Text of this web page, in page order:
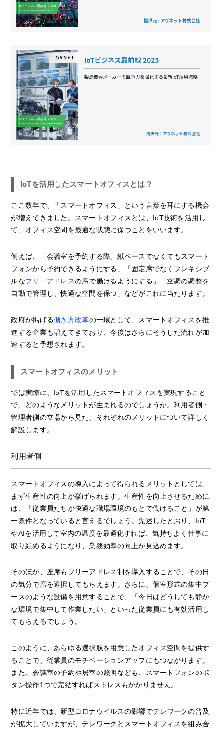
IoTを活用したスマートオフィスとは？
ここ数年で、「スマートオフィス」という言葉を耳にする機会
が増えてきました。スマートオフィスとは、IoT技術を活用し
て、オフィス空間を最適な状態に保つことをいいます。
例えば、「会議室を予約する際、紙ベースでなくてもスマート
フォンから予約できるようにする」「固定席でなくフレキシブ
ルなフリーアドレスの席で働けるようにする」「空調の調整を
自動で管理し、快適な空間を保つ」などがこれに当たります。
政府が掲げる働き方改革の一環として、スマートオフィスを推
進する企業も増えてきており、今後はさらにそうした流れが加
速すると予想されます。
スマートオフィスのメリット
では実際に、IoTを活用したスマートオフィスを実現すること
で、どのようなメリットが生まれるのでしょうか。利用者側・
管理者側の立場から見た、それぞれのメリットについて詳しく
解説します。
利用者側
スマートオフィスの導入によって得られるメリットとしては、
まず生産性の向上が挙げられます。生産性を向上させるために
は、「従業員たちが快適な職場環境のもとで働けること」が第
一条件となっていると言えるでしょう。先述したとおり、IoT
やAIを活用して室内の温度を最適化すれば、気持ちよく仕事に
取り組めるようになり、業務効率の向上が見込めます。
そのほか、座席もフリーアドレス制を導入することで、その日
の気分で席を選択してもらえます。さらに、個室形式の集中ブ
ースのような設備を用意することで、「今日はどうしても静か
な環境で集中して作業したい」といった従業員にも有効活用し
てもらえるでしょう。
このように、あらゆる選択肢を用意したオフィス空間を提供す
ることで、従業員のモチベーションアップにもつながります。
また、会議室の予約や居室の照明なども、スマートフォンのボ
タン操作1つで完結すればストレスもかかりません。
特に近年では、新型コロナウイルスの影響でテレワークの普及
が拡大していますが、テレワークとスマートオフィスを組み合